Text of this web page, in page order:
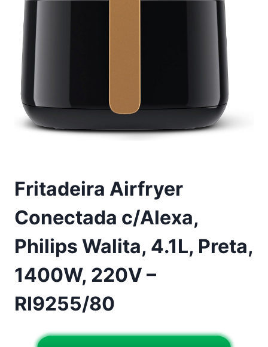
Fritadeira Airfryer
Conectada c/Alexa,
Philips Walita, 4.1L, Preta,
1400W, 220V –
RI9255/80